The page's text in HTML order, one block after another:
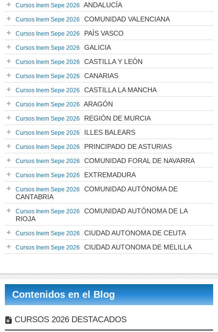
Cursos Inem Sepe 2026 ANDALUCÍA
Cursos Inem Sepe 2026 COMUNIDAD VALENCIANA
Cursos Inem Sepe 2026 PAÍS VASCO
Cursos Inem Sepe 2026 GALICIA
Cursos Inem Sepe 2026 CASTILLA Y LEÓN
Cursos Inem Sepe 2026 CANARIAS
Cursos Inem Sepe 2026 CASTILLA LA MANCHA
Cursos Inem Sepe 2026 ARAGÓN
Cursos Inem Sepe 2026 REGIÓN DE MURCIA
Cursos Inem Sepe 2026 ILLES BALEARS
Cursos Inem Sepe 2026 PRINCIPADO DE ASTURIAS
Cursos Inem Sepe 2026 COMUNIDAD FORAL DE NAVARRA
Cursos Inem Sepe 2026 EXTREMADURA
Cursos Inem Sepe 2026
COMUNIDAD AUTÓNOMA DE
CANTABRIA
Cursos Inem Sepe 2026
COMUNIDAD AUTÓNOMA DE LA
RIOJA
Cursos Inem Sepe 2026 CIUDAD AUTONOMA DE CEUTA
Cursos Inem Sepe 2026 CIUDAD AUTONOMA DE MELILLA
Contenidos en el Blog
CURSOS 2026 DESTACADOS